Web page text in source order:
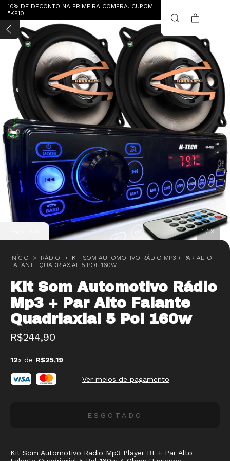
10% DE DECONTO NA PRIMEIRA COMPRA. CUPOM
"KP10"
1/9
INÍCIO > RÁDIO >
KIT SOM AUTOMOTIVO RÁDIO MP3 + PAR ALTO
FALANTE QUADRIAXIAL 5 POL 160W
Kit Som Automotivo Rádio
Mp3 + Par Alto Falante
Quadriaxial 5 Pol 160w
R$244,90
12x de R$25,19
Ver meios de pagamento
Kit Som Automotivo Radio Mp3 Player Bt + Par Alto